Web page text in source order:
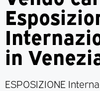
in
ESPOSIZIONE